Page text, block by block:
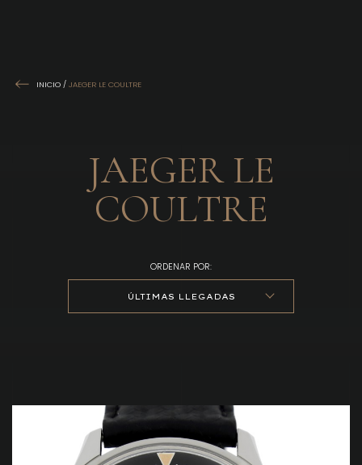
INICIO / JAEGER LE COULTRE
JAEGER LE
COULTRE
ORDENAR POR:
ÚLTIMAS LLEGADAS